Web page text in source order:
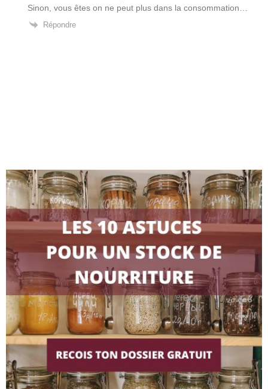
Sinon, vous êtes on ne peut plus dans la consommation…
Répondre